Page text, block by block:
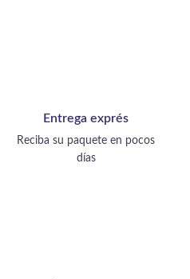
Entrega exprés
Reciba su paquete en pocos
días